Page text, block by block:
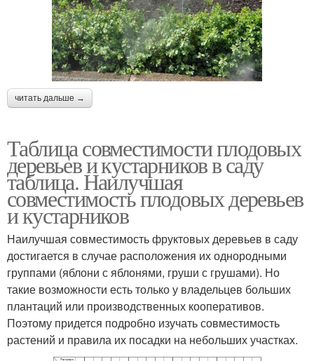
читать дальше →
Таблица совместимости плодовых
деревьев и кустарников в саду
таблица. Наилучшая
совместимость плодовых деревьев
и кустарников
Наилучшая совместимость фруктовых деревьев в саду
достигается в случае расположения их однородными
группами (яблони с яблонями, груши с грушами). Но
такие возможности есть только у владельцев больших
плантаций или производственных кооперативов.
Поэтому придется подробно изучать совместимость
растений и правила их посадки на небольших участках.